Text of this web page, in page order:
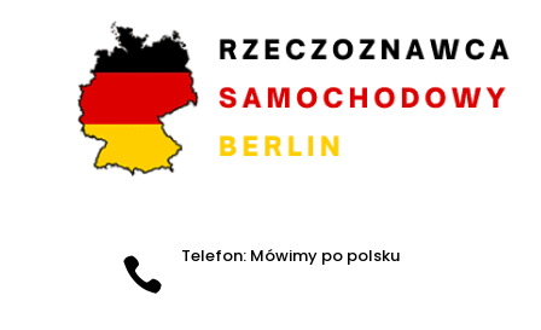
 Telefon: Mówimy po polsku